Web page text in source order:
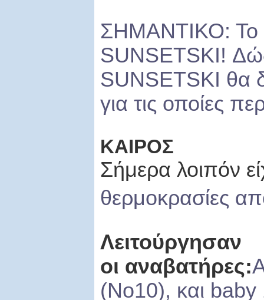
ΣΗΜΑΝΤΙΚΟ: Το
SUNSETSKI!
SUNSETSKI θα
για τις οποίες
ΚΑΙΡΟΣ
Σήμερα λοιπόν
θερμοκρασίες
Λειτούργησαν
οι αναβατήρες:
(Νο10), και baby